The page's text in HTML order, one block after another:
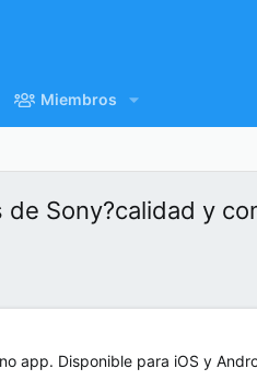
Miembros
Sony?calidad y
app. Disponible para iOS y